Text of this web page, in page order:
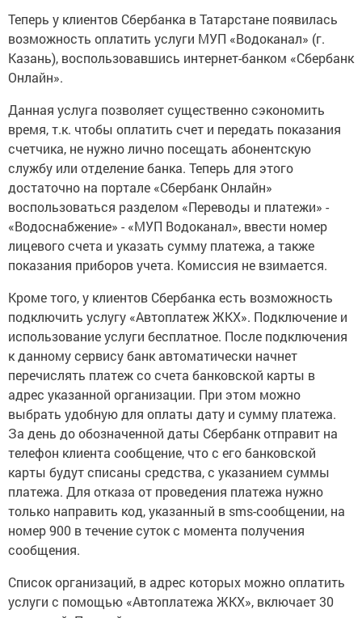
Теперь у клиентов Сбербанка в Татарстане появилась
возможность оплатить услуги МУП «Водоканал» (г.
Казань), воспользовавшись интернет-банком «Сбербанк
Онлайн».
Данная услуга позволяет существенно сэкономить
время, т.к. чтобы оплатить счет и передать показания
счетчика, не нужно лично посещать абонентскую
службу или отделение банка. Теперь для этого
достаточно на портале «Сбербанк Онлайн»
воспользоваться разделом «Переводы и платежи» -
«Водоснабжение» - «МУП Водоканал», ввести номер
лицевого счета и указать сумму платежа, а также
показания приборов учета. Комиссия не взимается.
Кроме того, у клиентов Сбербанка есть возможность
подключить услугу «Автоплатеж ЖКХ». Подключение и
использование услуги бесплатное. После подключения
к данному сервису банк автоматически начнет
перечислять платеж со счета банковской карты в
адрес указанной организации. При этом можно
выбрать удобную для оплаты дату и сумму платежа.
За день до обозначенной даты Сбербанк отправит на
телефон клиента сообщение, что с его банковской
карты будут списаны средства, с указанием суммы
платежа. Для отказа от проведения платежа нужно
только направить код, указанный в sms-сообщении, на
номер 900 в течение суток с момента получения
сообщения.
Список организаций, в адрес которых можно оплатить
услуги с помощью «Автоплатежа ЖКХ», включает 30